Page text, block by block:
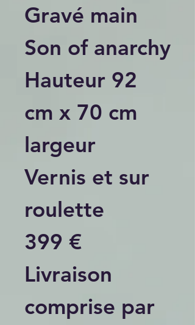
Gravé main
Son of anarchy
Hauteur 92
cm x 70 cm
largeur
Vernis et sur
roulette
399 €
Livraison
comprise par